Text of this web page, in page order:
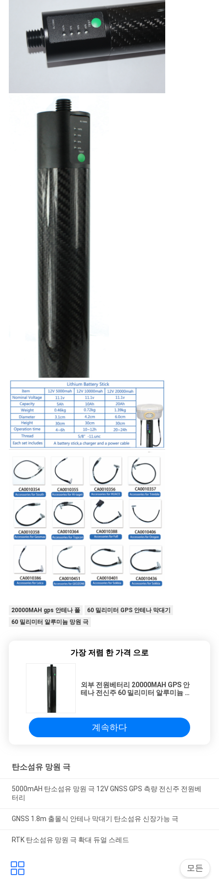
20000MAH gps 안테나 폴
60 밀리미터 GPS 안테나 막대기
60 밀리미터 알루미늄 망원 극
가장 저렴 한 가격 으로
외부 전원베터리 20000MAH GPS 안
테나 전신주 60 밀리미터 알루미늄 망
계속하다
탄소섬유 망원 극
5000mAH 탄소섬유 망원 극 12V GNSS GPS 측량 전신주 전원베
터리
GNSS 1.8m 출몰식 안테나 막대기 탄소섬유 신장가능 극
RTK 탄소섬유 망원 극 확대 듀얼 스레드
모든